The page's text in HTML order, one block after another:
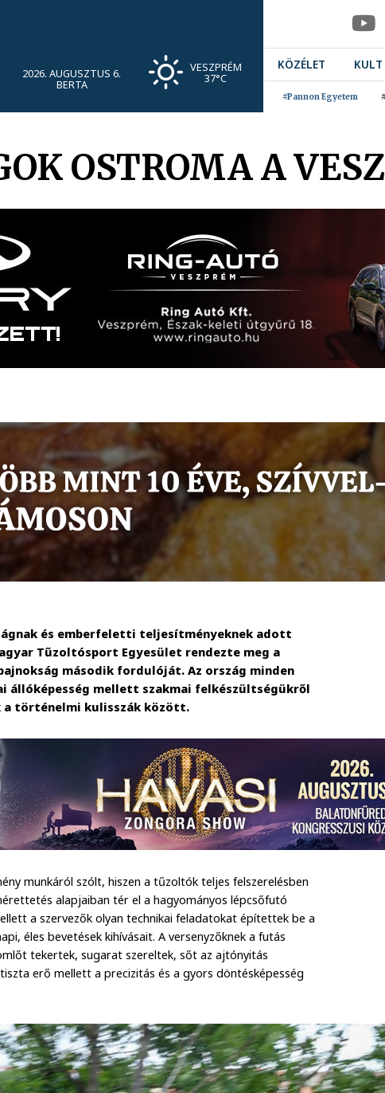
2026. AUGUSZTUS 6.
BERTA
VESZPRÉM
37°C
KÖZÉLET KULT
#Pannon Egyetem
OSTROMA A
és emberfeletti teljesítményeknek adott
Tűzoltósport Egyesület rendezte meg a
második fordulóját. Az ország minden
állóképesség mellett szakmai felkészültségükről
a történelmi kulisszák között.
munkáról szólt, hiszen a tűzoltók teljes felszerelésben
alapjaiban tér el a hagyományos lépcsőfutó
a szervezők olyan technikai feladatokat építettek be a
éles bevetések kihívásait. A versenyzőknek a futás
tekertek, sugarat szereltek, sőt az ajtónyitás
erő mellett a precizitás és a gyors döntésképesség